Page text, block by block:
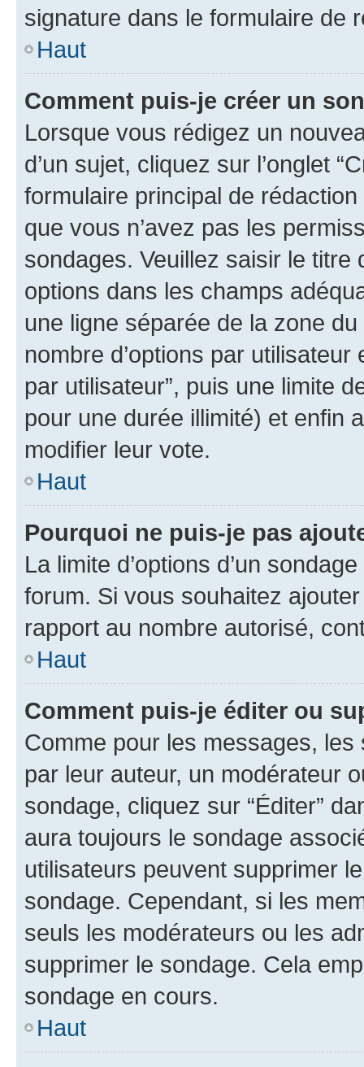
signature dans le formulaire de
Haut
Comment puis-je créer un
Lorsque vous rédigez un
d’un sujet, cliquez sur l’onglet
formulaire principal de
que vous n’avez pas les
sondages. Veuillez saisir le
options dans les champs
une ligne séparée de la zone
nombre d’options par
par utilisateur”, puis une limite
pour une durée illimité) et enfin
modifier leur vote.
Haut
Pourquoi ne puis-je pas
La limite d’options d’un
forum. Si vous souhaitez
rapport au nombre autorisé,
Haut
Comment puis-je éditer ou
Comme pour les messages,
par leur auteur, un modérateur
sondage, cliquez sur “Éditer”
aura toujours le sondage
utilisateurs peuvent supprimer
sondage. Cependant, si les
seuls les modérateurs ou les
supprimer le sondage. Cela
sondage en cours.
Haut